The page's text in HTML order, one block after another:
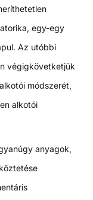
egy-egy
Az utóbbi
végigkövetketjük
módszerét,
alkotói
anyagok,